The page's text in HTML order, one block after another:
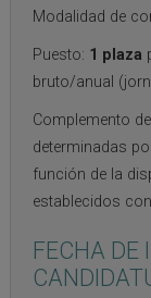
Modalidad de
Puesto: 1 plaza
bruto/anual
Complemento
determinadas
función de la
establecidos
FECHA DE